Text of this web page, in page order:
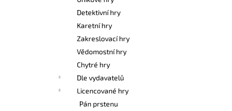
Detektivní hry
Karetní hry
Zakreslovací hry
Vědomostní hry
Chytré hry
Dle vydavatelů
Licencované hry
Pán prstenu
POKÉMON TCG: FIRST PARTNER
ILLUSTRATION COLLECTION - SERIES 3
1 099 Kč